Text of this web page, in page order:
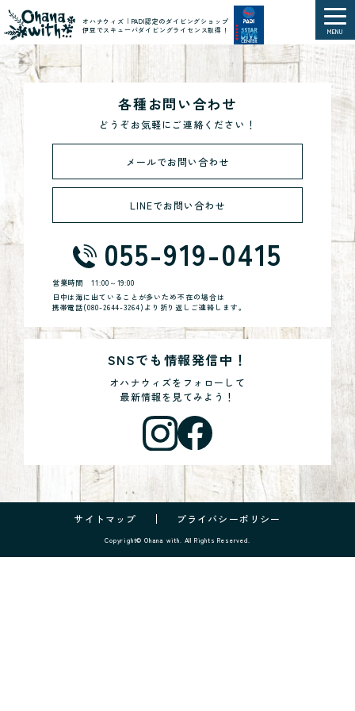
オハナウィズ｜PADI認定のダイビングショップ
伊豆でスキューバダイビングライセンス取得！
MENU
各種お問い合わせ
どうぞお気軽にご連絡ください！
メールでお問い合わせ
LINEでお問い合わせ
055-919-0415
営業時間11:00～19:00
日中は海に出ていることが多いため不在の場合は
携帯電話(080-2644-3264)より折り返しご連絡します。
SNSでも情報発信中！
オハナウィズをフォローして
最新情報を見てみよう！
サイトマップ プライバシーポリシー
Copyright© Ohana with. All Rights Reserved.